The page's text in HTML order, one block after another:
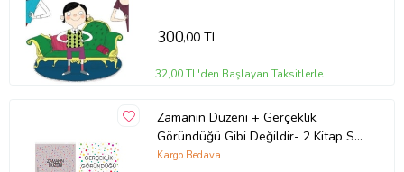
300,00 TL
32,00 TL'den Başlayan Taksitlerle
Zamanın Düzeni + Gerçeklik
Göründüğü Gibi Değildir- 2 Kitap Set
- Iş Bankası Özel Set Zamanın
Kargo Bedava